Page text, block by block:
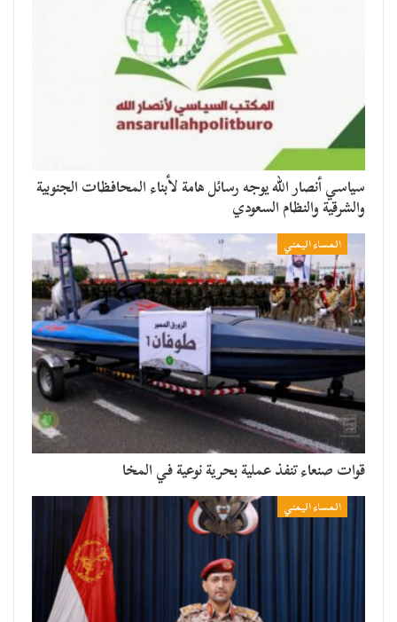
سياسي أنصار الله يوجه رسائل هامة لأبناء المحافظات الجنوبية
والشرقية والنظام السعودي
المساء اليمني
قوات صنعاء تنفذ عملية بحرية نوعية في المخا
المساء اليمني